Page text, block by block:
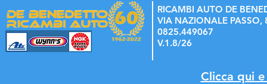
RICAMBI AUTO DE
VIA NAZIONALE PASSO,
0825.449067
V.1.8/26
Clicca qui